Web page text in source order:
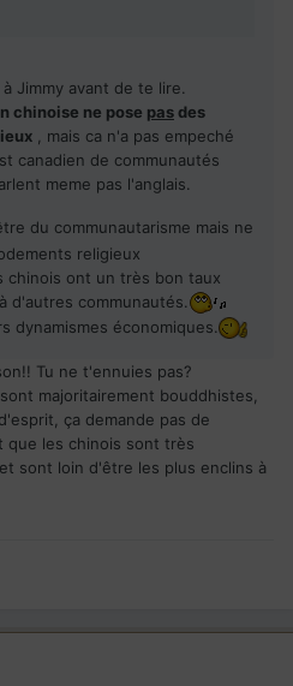
Jimmy avant de te lire.
chinoise ne pose pasdes
, mais ca n'a pas empeché
canadien de communautés
meme pas l'anglais.
du communautarisme mais ne
religieux
chinois ont un très bon taux
d'autres communautés.
dynamismes économiques.
Tu ne t'ennuies pas?
majoritairement bouddhistes,
ça demande pas de
que les chinois sont très
sont loin d'être les plus enclins à